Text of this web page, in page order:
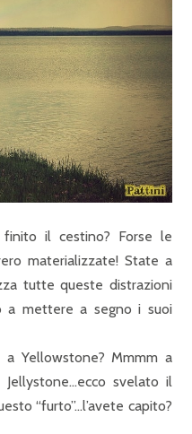
finito il cestino? Forse le
materializzate! State a
tutte queste distrazioni
a mettere a segno i suoi
a Yellowstone? Mmmm a
svelato il
“furto”…l’avete capito?